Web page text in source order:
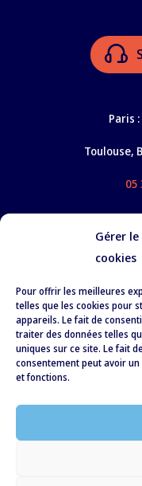
Gérer
cookies
Pour offrir les meilleures
telles que les cookies pour
appareils. Le fait de
traiter des données telles
uniques sur ce site. Le fait
consentement peut avoir
et fonctions.
Paris :
Toulouse,
05
À propos
Formation
Recrutement
Contact